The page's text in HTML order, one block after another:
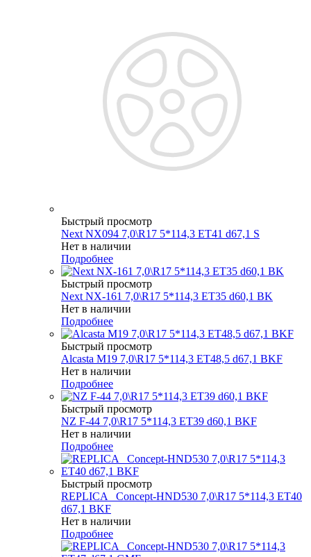
Быстрый просмотр
Next NX094 7,0\R17 5*114,3 ET41 d67,1 S
Нет в наличии
Подробнее
Быстрый просмотр
Next NX-161 7,0\R17 5*114,3 ET35 d60,1 BK
Нет в наличии
Подробнее
Быстрый просмотр
Alcasta M19 7,0\R17 5*114,3 ET48,5 d67,1 BKF
Нет в наличии
Подробнее
Быстрый просмотр
NZ F-44 7,0\R17 5*114,3 ET39 d60,1 BKF
Нет в наличии
Подробнее
Быстрый просмотр
REPLICA _Concept-HND530 7,0\R17 5*114,3 ET40
d67,1 BKF
Нет в наличии
Подробнее